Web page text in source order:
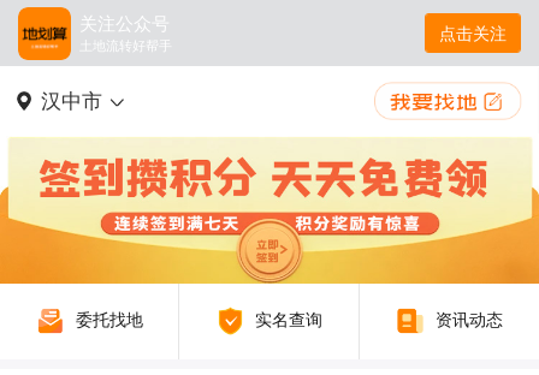
关注公众号
土地流转好帮手
点击关注
汉中市
委托找地 实名查询 资讯动态